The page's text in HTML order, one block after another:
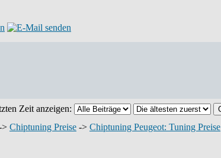
Zeit anzeigen:
> Chiptuning Preise -> Chiptuning Peugeot: Tuning Preise